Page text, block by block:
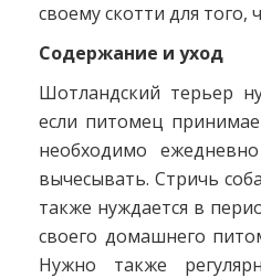
своему скотти для
Содержание и уход
Шотландский терьер
если питомец
необходимо
вычесывать. Стричь
также нуждается в
своего домашнего
Нужно также